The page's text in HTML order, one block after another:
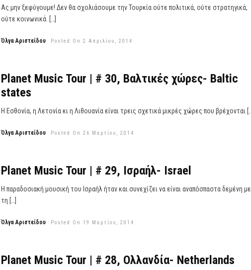
Ας μην ξεφύγουμε! Δεν θα σχολιάσουμε την Τουρκία ούτε πολιτικά, ούτε στρατηγικά,
ούτε κοινωνικά. […]
Όλγα Αριστείδου Posted On 2 Απριλίου, 2014
Planet Music Tour | # 30, Βαλτικές χώρες- Baltic
states
Η Εσθονία, η Λετονία κι η Λιθουανία είναι τρεις σχετικά μικρές χώρες που βρέχονται […]
Όλγα Αριστείδου Posted On 26 Μαρτίου, 2014
Planet Music Tour | # 29, Ισραήλ- Israel
Η παραδοσιακή μουσική του Ισραήλ ήταν και συνεχίζει να είναι αναπόσπαστα δεμένη με
τη […]
Όλγα Αριστείδου Posted On 19 Μαρτίου, 2014
Planet Music Tour | # 28, Ολλανδία- Netherlands